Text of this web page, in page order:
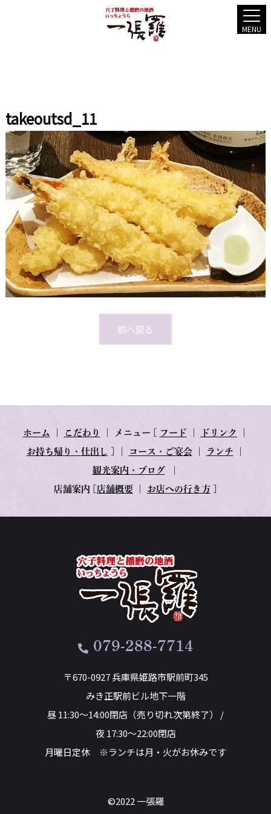
MENU
takeoutsd_11
前へ戻る
ホーム こだわり メニュー フード ドリンク
お持ち帰り・仕出し コース・ご宴会｜ ランチ
観光案内・ブログ｜
店舗案内 店舗概要 お店への行き方
079-288-7714
〒670-0927 兵庫県姫路市駅前町345
みき正駅前ビル地下一階
昼 11:30～14:00閉店（売り切れ次第終了） /
夜 17:30～22:00閉店
月曜日定休 ※ランチは月・火がお休みです
©2022 一張羅